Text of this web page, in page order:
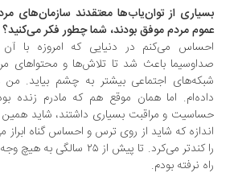
از توان‌یاب‌ها معتقدند سازمان‌های مردم‌نهاد
مردم موفق بودند، شما چطور فکر می‌کنید؟
می‌کنم در دنیایی که امروزه با آن
باعث شد تا تلاش‌ها و محتواهای مرتبط
اجتماعی بیشتر به چشم بیاید. من
اما همان موقع هم که مادرم زنده بودند،
و مراقبت بسیاری داشتند، شاید همین
که شاید از روی ترس و احساس گناه ابراز می‌شد،
را کندتر می‌کرد. تا پیش از ۲۵ سالگی به هیچ
نرفته بودم.